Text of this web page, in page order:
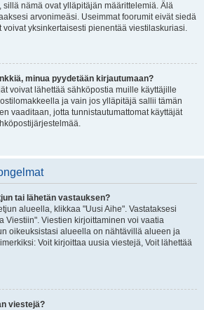
sillä nämä ovat ylläpitäjän määrittelemiä. Älä
arvonimeäsi. Useimmat foorumit eivät siedä
yksinkertaisesti pienentää viestilaskuriasi.
minua pyydetään kirjautumaan?
voivat lähettää sähköpostia muille käyttäjille
ja vain jos ylläpitäjä sallii tämän
vaaditaan, jotta tunnistautumattomat käyttäjät
tai lähetän vastauksen?
alueella, klikkaa "Uusi Aihe". Vastataksesi
Viestiin". Viestien kirjoittaminen voi vaatia
oikeuksistasi alueella on nähtävillä alueen ja
Voit kirjoittaa uusia viestejä, Voit lähettää
viestejä?